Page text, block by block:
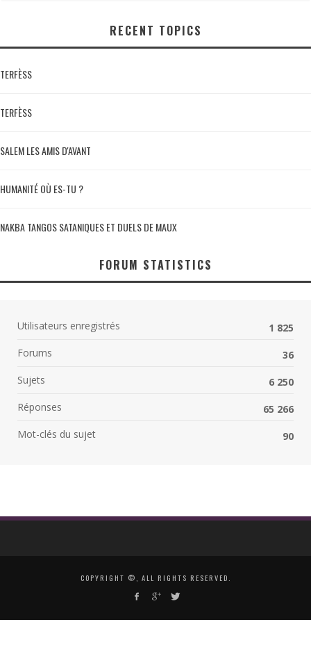
RECENT TOPICS
TERFÈSS
TERFÈSS
SALEM LES AMIS D'AVANT
HUMANITÉ OÙ ES-TU ?
NAKBA TANGOS SATANIQUES ET DUELS DE MAUX
FORUM STATISTICS
Utilisateurs enregistrés
1 825
Forums
36
Sujets
6 250
Réponses
65 266
Mot-clés du sujet
90
COPYRIGHT ©, ALL RIGHTS RESERVED.